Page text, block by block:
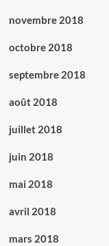
novembre 2018
octobre 2018
septembre 2018
août 2018
juillet 2018
juin 2018
mai 2018
avril 2018
mars 2018